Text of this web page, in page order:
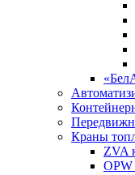
Краны
ZVA
OPW